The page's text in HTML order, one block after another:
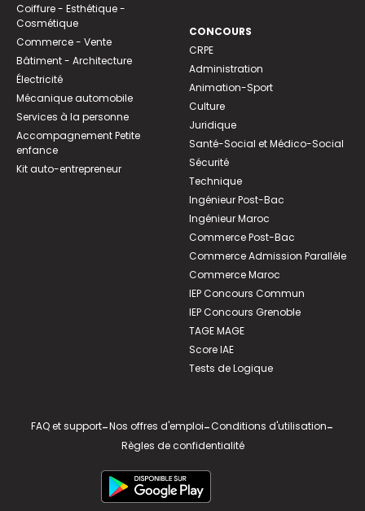
Coiffure - Esthétique -
Cosmétique
Commerce - Vente
Bâtiment - Architecture
Électricité
Mécanique automobile
Services à la personne
Accompagnement Petite
enfance
Kit auto-entrepreneur
CONCOURS
CRPE
Administration
Animation-Sport
Culture
Juridique
Santé-Social et Médico-Social
Sécurité
Technique
Ingénieur Post-Bac
Ingénieur Maroc
Commerce Post-Bac
Commerce Admission Parallèle
Commerce Maroc
IEP Concours Commun
IEP Concours Grenoble
TAGE MAGE
Score IAE
Tests de Logique
FAQ et support-Nos offres d'emploi-Conditions d'utilisation-
Règles de confidentialité